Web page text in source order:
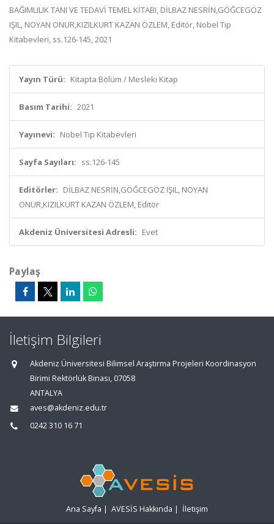
BAĞIMLILIK TANI VE TEDAVİ TEMEL KİTABI, DİLBAZ NESRİN,GÖĞCEGÖZ
IŞIL, NOYAN ONUR,KIZILKURT KAZAN ÖZLEM, Editör, Nobel Tıp
Kitabevleri, ss.126-145, 2021
Yayın Türü: Kitapta Bölüm / Mesleki Kitap
Basım Tarihi: 2021
Yayınevi: Nobel Tıp Kitabevleri
Sayfa Sayıları: ss.126-145
Editörler: DİLBAZ NESRİN,GÖĞCEGÖZ IŞIL, NOYAN
ONUR,KIZILKURT KAZAN ÖZLEM, Editör
Akdeniz Üniversitesi Adresli: Evet
Paylaş
İletişim Bilgileri
Akdeniz Üniversitesi Bilimsel Araştırma Projeleri Koordinasyon
Birimi Rektörlük Binası, 07058
ANTALYA
aves@akdeniz.edu.tr
0242 310 16 71
Ana Sayfa | AVESİS Hakkında | İletişim